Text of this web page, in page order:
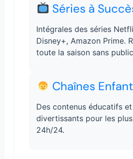
Séries à
Intégrales des séries
Disney+, Amazon Prime.
toute la saison sans
Chaînes
Des contenus éducatifs et
divertissants pour les
24h/24.